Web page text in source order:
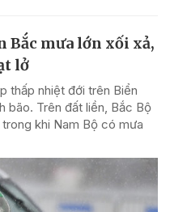
Bắc mưa lớn xối xả,
lở
thấp nhiệt đới trên Biển
bão. Trên đất liền, Bắc Bộ
khi Nam Bộ có mưa